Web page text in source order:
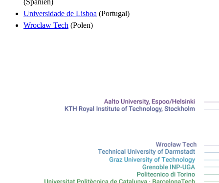
Universidade de Lisboa (Portugal)
Wroclaw Tech (Polen)